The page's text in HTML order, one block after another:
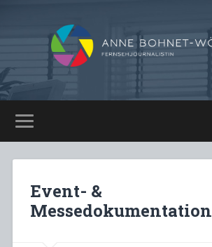
Event- &
Messedokumentation